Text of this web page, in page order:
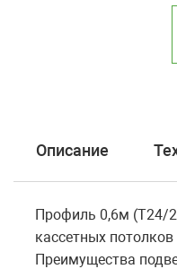
Описание
Профиль 0,6м (Т24/
кассетных
Преимущества